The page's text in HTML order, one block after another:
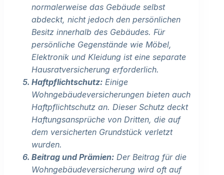
normalerweise das Gebäude selbst
abdeckt, nicht jedoch den persönlichen
Besitz innerhalb des Gebäudes. Für
persönliche Gegenstände wie Möbel,
Elektronik und Kleidung ist eine separate
Hausratversicherung erforderlich.
Haftpflichtschutz: Einige
Wohngebäudeversicherungen bieten auch
Haftpflichtschutz an. Dieser Schutz deckt
Haftungsansprüche von Dritten, die auf
dem versicherten Grundstück verletzt
wurden.
Beitrag und Prämien: Der Beitrag für die
Wohngebäudeversicherung wird oft auf